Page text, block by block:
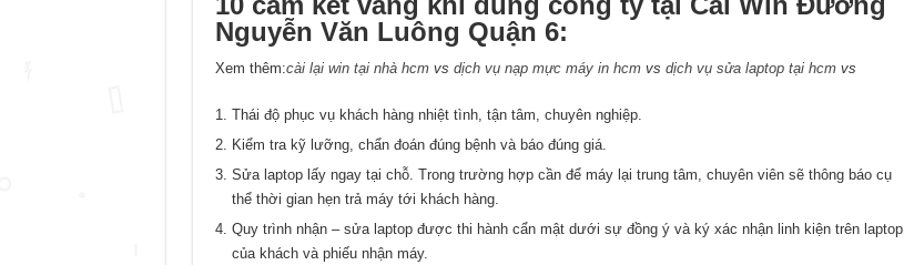
Nguyễn Văn Luông Quận 6:
Xem thêm:cài lại win tại nhà hcmvs dịch vụ nạp mực máy in hcmvs dịch vụ sửa laptop tại hcmvs
Thái độ phục vụ khách hàng nhiệt tình, tận tâm, chuyên nghiệp.
Kiểm tra kỹ lưỡng, chẩn đoán đúng bệnh và báo đúng giá.
Sửa laptop lấy ngay tại chỗ. Trong trường hợp cần để máy lại trung tâm, chuyên viên sẽ thông báo cụ
thể thời gian hẹn trả máy tới khách hàng.
Quy trình nhận – sửa laptop được thi hành cẩn mật dưới sự đồng ý và ký xác nhận linh kiện trên laptop
của khách và phiếu nhận máy.